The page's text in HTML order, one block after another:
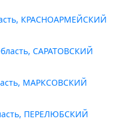
КРАСНОАРМЕЙСКИЙ
САРАТОВСКИЙ
МАРКСОВСКИЙ
ПЕРЕЛЮБСКИЙ